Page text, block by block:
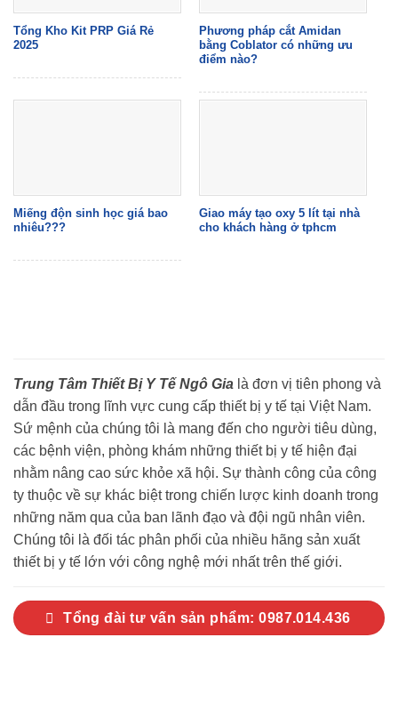
Tổng Kho Kit PRP Giá Rẻ
2025
Phương pháp cắt Amidan
bằng Coblator có những ưu
điểm nào?
Miếng độn sinh học giá bao
nhiêu???
Giao máy tạo oxy 5 lít tại nhà
cho khách hàng ở tphcm
Trung Tâm Thiết Bị Y Tế Ngô Gia là đơn vị tiên phong và
dẫn đầu trong lĩnh vực cung cấp thiết bị y tế tại Việt Nam.
Sứ mệnh của chúng tôi là mang đến cho người tiêu dùng,
các bệnh viện, phòng khám những thiết bị y tế hiện đại
nhằm nâng cao sức khỏe xã hội. Sự thành công của công
ty thuộc về sự khác biệt trong chiến lược kinh doanh trong
những năm qua của ban lãnh đạo và đội ngũ nhân viên.
Chúng tôi là đối tác phân phối của nhiều hãng sản xuất
thiết bị y tế lớn với công nghệ mới nhất trên thế giới.
Tổng đài tư vấn sản phẩm: 0987.014.436